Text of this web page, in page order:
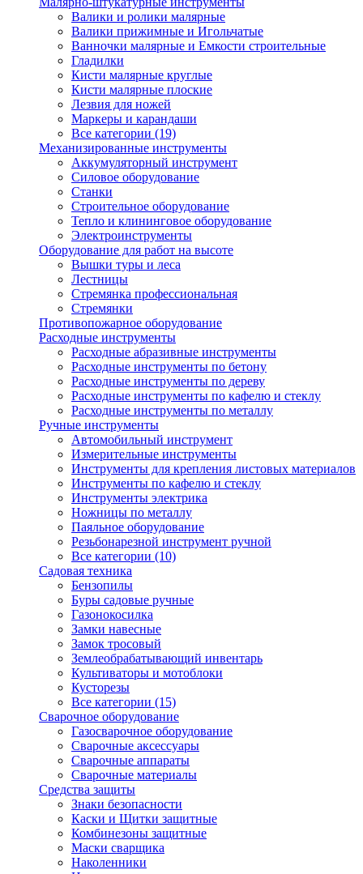
Валики и ролики малярные
Валики прижимные и Игольчатые
Ванночки малярные и Емкости строительные
Гладилки
Кисти малярные круглые
Кисти малярные плоские
Лезвия для ножей
Маркеры и карандаши
Все категории (19)
Механизированные инструменты
Аккумуляторный инструмент
Силовое оборудование
Станки
Строительное оборудование
Тепло и клининговое оборудование
Электроинструменты
Оборудование для работ на высоте
Вышки туры и леса
Лестницы
Стремянка профессиональная
Стремянки
Противопожарное оборудование
Расходные инструменты
Расходные абразивные инструменты
Расходные инструменты по бетону
Расходные инструменты по дереву
Расходные инструменты по кафелю и стеклу
Расходные инструменты по металлу
Ручные инструменты
Автомобильный инструмент
Измерительные инструменты
Инструменты для крепления листовых материалов
Инструменты по кафелю и стеклу
Инструменты электрика
Ножницы по металлу
Паяльное оборудование
Резьбонарезной инструмент ручной
Все категории (10)
Садовая техника
Бензопилы
Буры садовые ручные
Газонокосилка
Замки навесные
Замок тросовый
Землеобрабатывающий инвентарь
Культиваторы и мотоблоки
Кусторезы
Все категории (15)
Сварочное оборудование
Газосварочное оборудование
Сварочные аксессуары
Сварочные аппараты
Сварочные материалы
Средства защиты
Знаки безопасности
Каски и Щитки защитные
Комбинезоны защитные
Маски сварщика
Наколенники